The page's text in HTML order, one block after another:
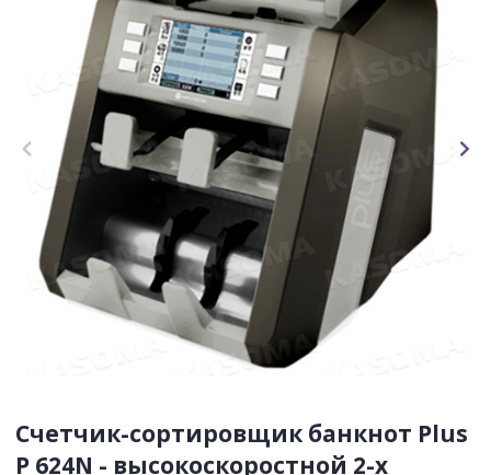
Счетчик-сортировщик банкнот Plus
P 624N - высокоскоростной 2-х